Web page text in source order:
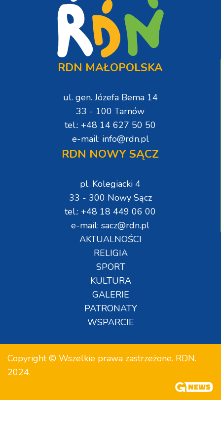
RDN MAŁOPOLSKA
ul. gen. Józefa Bema 14
33 - 100 Tarnów
tel.: +48 14 627 50 50
e-mail: info@rdn.pl
RDN NOWY SĄCZ
pl. Kolegiacki 4
33 - 300 Nowy Sącz
tel.: +48 18 449 06 00
e-mail: sacz@rdn.pl
AKTUALNOŚCI
RELIGIA
SPORT
KULTURA
GALERIE
PATRONATY
WSPARCIE
Copyright © Wszelkie prawa zastrzeżone. RDN.
2024.